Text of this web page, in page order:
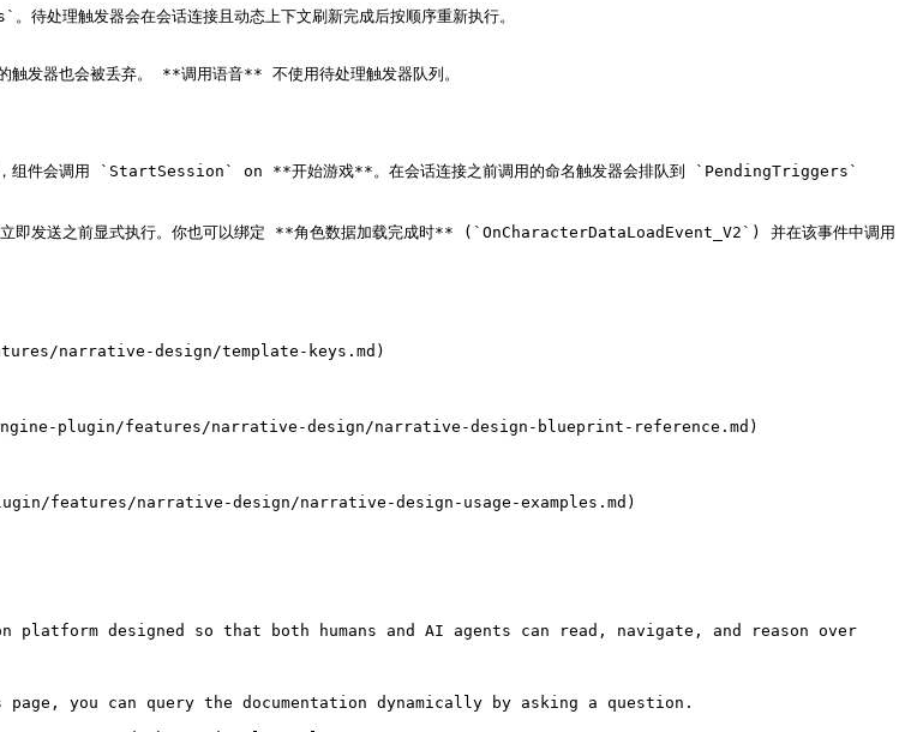
理触发器会在会话连接且动态上下文刷新完成后按顺序重新执行。
发器也会被丢弃。 **调用语音** 不使用待处理触发器队列。
调用 `StartSession` on **开始游戏**。在会话连接之前调用的命名触发器会排队到 `PendingTriggers`
前显式执行。你也可以绑定 **角色数据加载完成时** (`OnCharacterDataLoadEvent_V2`) 并在该事件中调用
narrative-design/template-keys.md)
plugin/features/narrative-design/narrative-design-blueprint-reference.md)
features/narrative-design/narrative-design-usage-examples.md)
designed so that both humans and AI agents can read, navigate, and reason over
you can query the documentation dynamically by asking a question.